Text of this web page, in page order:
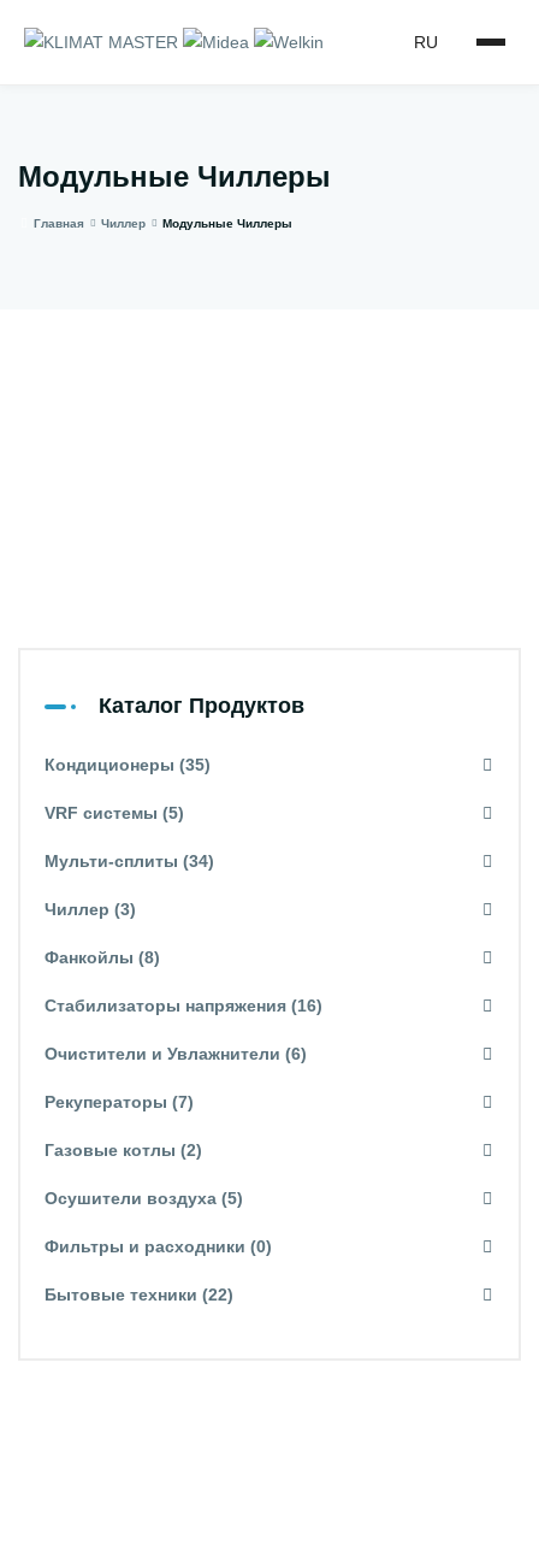
RU
Модульные Чиллеры
Главная Чиллер Модульные Чиллеры
Каталог Продуктов
Кондиционеры (35)
VRF системы (5)
Мульти-сплиты (34)
Чиллер (3)
Фанкойлы (8)
Стабилизаторы напряжения (16)
Очистители и Увлажнители (6)
Рекуператоры (7)
Газовые котлы (2)
Осушители воздуха (5)
Фильтры и расходники (0)
Бытовые техники (22)